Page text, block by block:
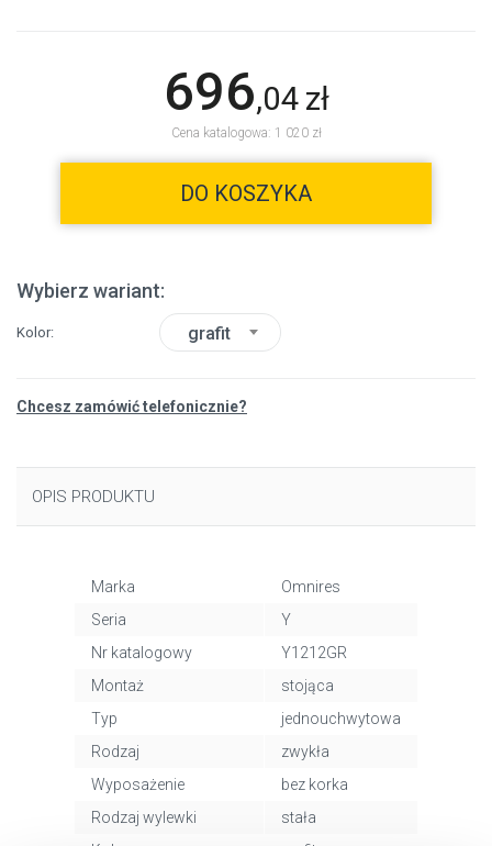
696,04 zł
Cena katalogowa: 1 020 zł
DO KOSZYKA
Wybierz wariant:
Kolor grafit
Chcesz zamówić telefonicznie?
OPIS PRODUKTU
Marka
Omnires
Seria
Y
Nr katalogowy
Y1212GR
Montaż
stojąca
Typ
jednouchwytowa
Rodzaj
zwykła
Wyposażenie
bez korka
Rodzaj wylewki
stała